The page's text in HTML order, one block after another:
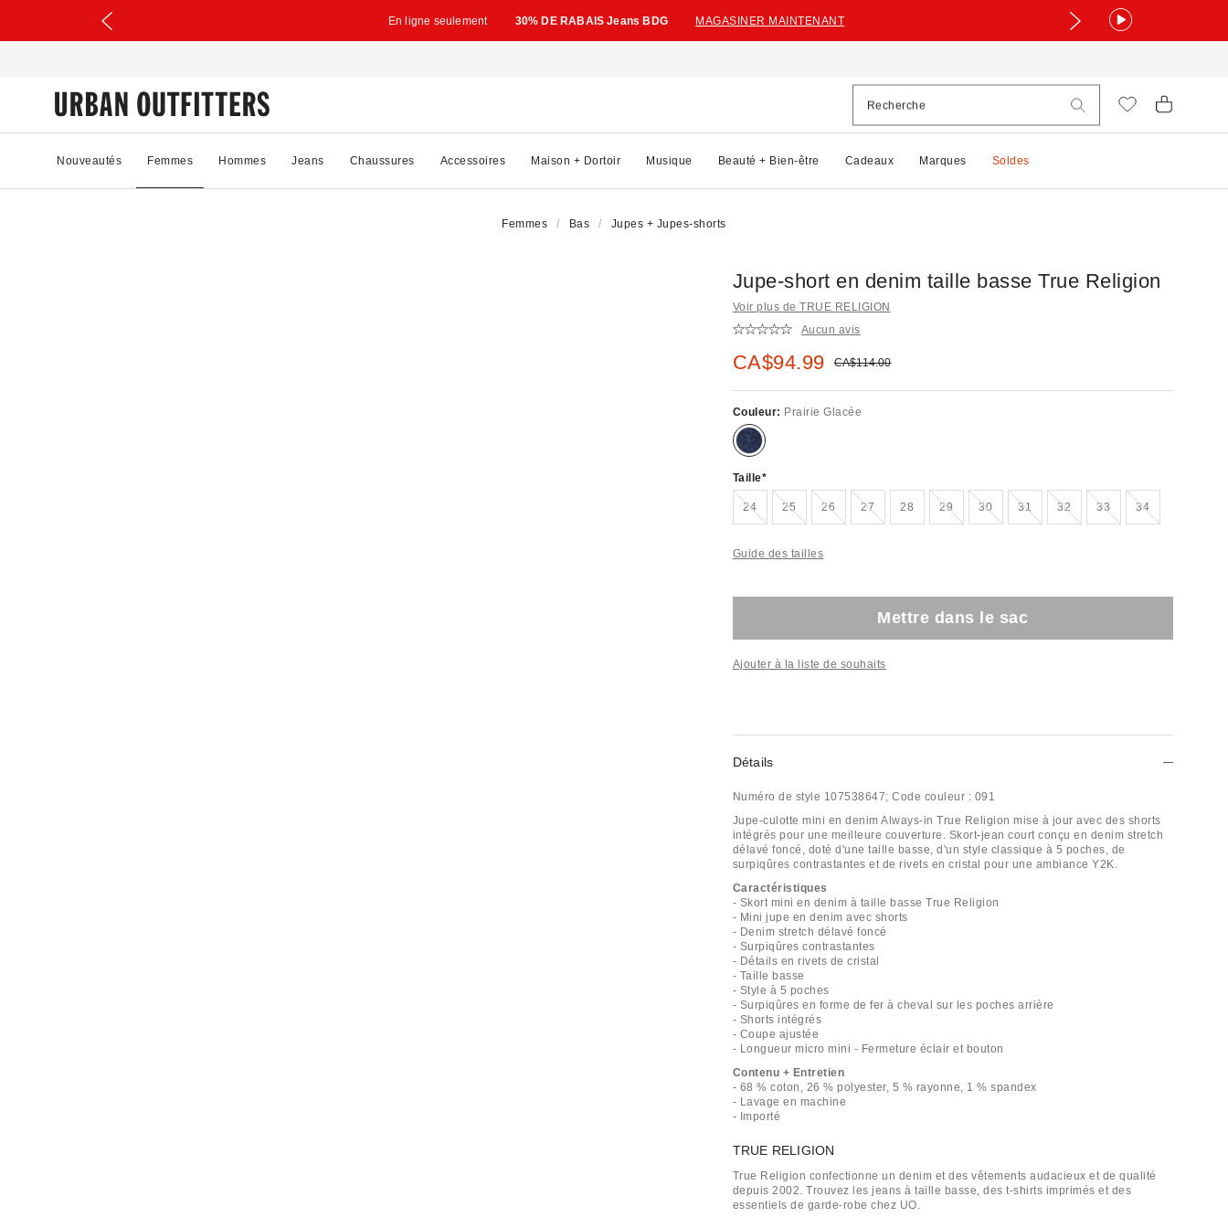
En ligne seulement 30% DE RABAIS Jeans BDG MAGASINER MAINTENANT
Nouveautés Femmes Hommes Jeans Chaussures Accessoires Maison + Dortoir Musique Beauté + Bien-être Cadeaux Marques Soldes
Femmes Bas Jupes + Jupes-shorts
Jupe-short en denim taille basse True Religion
Voir plus de TRUE RELIGION
Aucun avis
Prix soldé :
CA$94.99 Prix courant :
CA$114.00
Couleur: Prairie Glacée
Taille
24Épuisé25Épuisé26Épuisé27Épuisé28 29Épuisé30Épuisé31Épuisé32Épuisé33Épuisé34Épuisé
Guide des tailles
Mettre dans le sac
Ajouter à la liste de souhaits
Détails
Numéro de style 107538647; Code couleur : 091
Jupe-culotte mini en denim Always-in True Religion mise à jour avec des shorts
intégrés pour une meilleure couverture. Skort-jean court conçu en denim stretch
délavé foncé, doté d'une taille basse, d'un style classique à 5 poches, de
surpiqûres contrastantes et de rivets en cristal pour une ambiance Y2K.
Caractéristiques
- Skort mini en denim à taille basse True Religion
- Mini jupe en denim avec shorts
- Denim stretch délavé foncé
- Surpiqûres contrastantes
- Détails en rivets de cristal
- Taille basse
- Style à 5 poches
- Surpiqûres en forme de fer à cheval sur les poches arrière
- Shorts intégrés
- Coupe ajustée
- Longueur micro mini - Fermeture éclair et bouton
Contenu + Entretien
- 68 % coton, 26 % polyester, 5 % rayonne, 1 % spandex
- Lavage en machine
- Importé
TRUE RELIGION
True Religion confectionne un denim et des vêtements audacieux et de qualité
depuis 2002. Trouvez les jeans à taille basse, des t-shirts imprimés et des
essentiels de garde-robe chez UO.